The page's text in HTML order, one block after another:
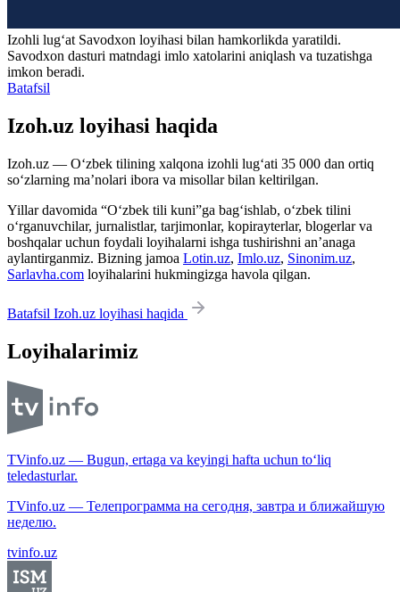
Izohli lugʻat Savodxon loyihasi bilan hamkorlikda yaratildi.
Savodxon dasturi matndagi imlo xatolarini aniqlash va tuzatishga
imkon beradi.
Batafsil
Izoh.uz loyihasi haqida
Izoh.uz — O‘zbek tilining xalqona izohli lug‘ati 35 000 dan ortiq
so‘zlarning ma’nolari ibora va misollar bilan keltirilgan.
Yillar davomida “O‘zbek tili kuni”ga bag‘ishlab, o‘zbek tilini
o‘rganuvchilar, jurnalistlar, tarjimonlar, kopirayterlar, blogerlar va
boshqalar uchun foydali loyihalarni ishga tushirishni an’anaga
aylantirganmiz. Bizning jamoa Lotin.uz, Imlo.uz, Sinonim.uz,
Sarlavha.com loyihalarini hukmingizga havola qilgan.
Batafsil Izoh.uz loyihasi haqida
Loyihalarimiz
TVinfo.uz — Bugun, ertaga va keyingi hafta uchun to‘liq
teledasturlar.
TVinfo.uz — Телепрограмма на сегодня, завтра и ближайшую
неделю.
tvinfo.uz